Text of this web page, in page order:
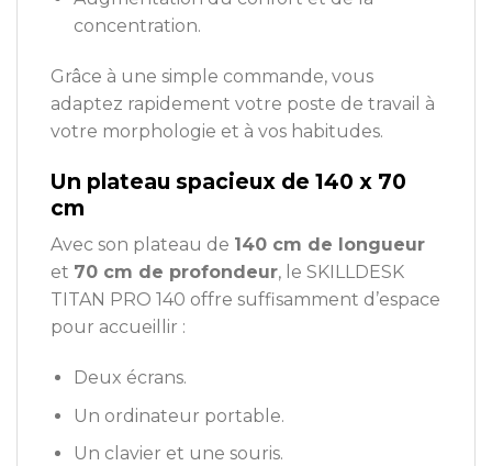
concentration.
Grâce à une simple commande, vous
adaptez rapidement votre poste de travail à
votre morphologie et à vos habitudes.
Un plateau spacieux de 140 x 70
cm
Avec son plateau de 140 cm de longueur
et 70 cm de profondeur, le SKILLDESK
TITAN PRO 140 offre suffisamment d’espace
pour accueillir :
Deux écrans.
Un ordinateur portable.
Un clavier et une souris.